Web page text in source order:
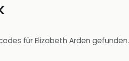
für Elizabeth Arden gefunden.